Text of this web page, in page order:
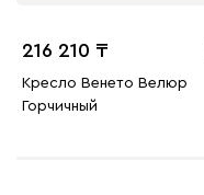
216 210
Кресло Венето Велюр
Горчичный